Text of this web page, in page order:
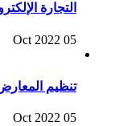
التجارة
05 Oct 2022
تنظيم
05 Oct 2022